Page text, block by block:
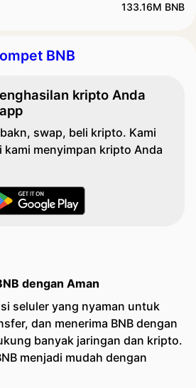
133.16M BNB
BNB
kripto Anda
swap, beli kripto. Kami
menyimpan kripto Anda
dengan Aman
seluler yang nyaman untuk
dan menerima BNB dengan
banyak jaringan dan kripto.
menjadi mudah dengan